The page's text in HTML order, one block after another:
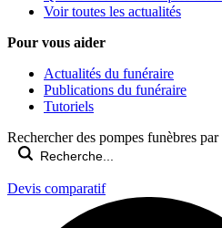
Voir toutes les actualités
Pour vous aider
Actualités du funéraire
Publications du funéraire
Tutoriels
Rechercher des pompes funèbres
Devis comparatif